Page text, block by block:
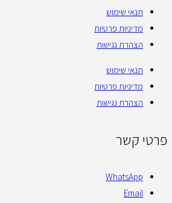
תנאי שימוש
מדיניות פרטיות
הצהרת נגישות
תנאי שימוש
מדיניות פרטיות
הצהרת נגישות
פרטי קשר
WhatsApp
Email